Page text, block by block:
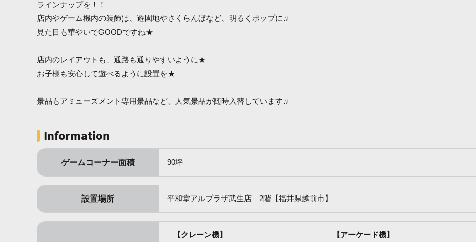
ラインナップを！！
店内やゲーム機内の装飾は、遊園地やさくらんぼなど、明るくポップに♫
見た目も華やいでGOODですね★
店内のレイアウトも、通路も通りやすいように★
お子様も安心して遊べるように設置を★
景品もアミューズメント専用景品など、人気景品が随時入替しています♫
Information
ゲームコーナー面積 90坪
設置場所 平和堂アルプラザ武生店 2階【福井県越前市】
【クレーン機】 【アーケード機】